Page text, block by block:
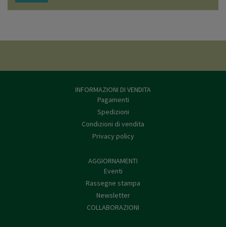
INFORMAZIONI DI VENDITA
Pagamenti
Spedizioni
Condizioni di vendita
Privacy policy
AGGIORNAMENTI
Eventi
Rassegne stampa
Newsletter
COLLABORAZIONI